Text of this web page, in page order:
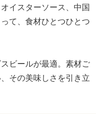
イスターソース、中国
て、食材ひとつひとつ
ビールが最適。素材ご
その美味しさを引き立